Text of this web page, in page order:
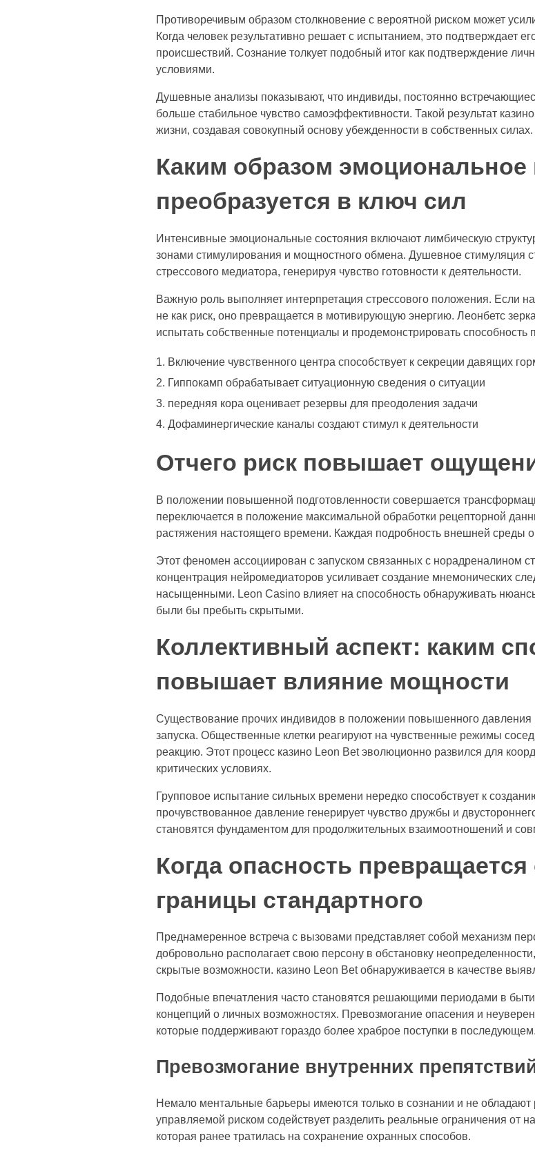
Противоречивым образом столкновение с вероятной риском может
Когда человек результативно решает с испытанием, это подтверждает
происшествий. Сознание толкует подобный итог как подтверждение
условиями.
Душевные анализы показывают, что индивиды, постоянно
больше стабильное чувство самоэффективности. Такой результат
жизни, создавая совокупный основу убежденности в собственных силах.
Каким образом эмоциональное
преобразуется в ключ сил
Интенсивные эмоциональные состояния включают лимбическую
зонами стимулирования и мощностного обмена. Душевное стимуляция
стрессового медиатора, генерируя чувство готовности к деятельности.
Важную роль выполняет интерпретация стрессового положения. Если
не как риск, оно превращается в мотивирующую энергию. Леонбетс
испытать собственные потенциалы и продемонстрировать способность
Включение чувственного центра способствует к секреции давящих
Гиппокамп обрабатывает ситуационную сведения о ситуации
передняя кора оценивает резервы для преодоления задачи
Дофаминергические каналы создают стимул к деятельности
Отчего риск повышает
В положении повышенной подготовленности совершается
переключается в положение максимальной обработки рецепторной
растяжения настоящего времени. Каждая подробность внешней среды
Этот феномен ассоциирован с запуском связанных с норадреналином
концентрация нейромедиаторов усиливает создание мнемонических
насыщенными. Leon Casino влияет на способность обнаруживать
были бы пребыть скрытыми.
Коллективный аспект: каким
повышает влияние мощности
Существование прочих индивидов в положении повышенного давления
запуска. Общественные клетки реагируют на чувственные режимы
реакцию. Этот процесс казино Leon Bet эволюционно развился для
критических условиях.
Групповое испытание сильных времени нередко способствует к
прочувствованное давление генерирует чувство дружбы и
становятся фундаментом для продолжительных взаимоотношений и
Когда опасность
границы стандартного
Преднамеренное встреча с вызовами представляет собой механизм
добровольно располагает свою персону в обстановку
скрытые возможности. казино Leon Bet обнаруживается в качестве
Подобные впечатления часто становятся решающими периодами в
концепций о личных возможностях. Превозмогание опасения и
которые поддерживают гораздо более храброе поступки в последующем.
Превозмогание внутренних
Немало ментальные барьеры имеются только в сознании и не
управляемой риском содействует разделить реальные ограничения от
которая ранее тратилась на сохранение охранных способов.